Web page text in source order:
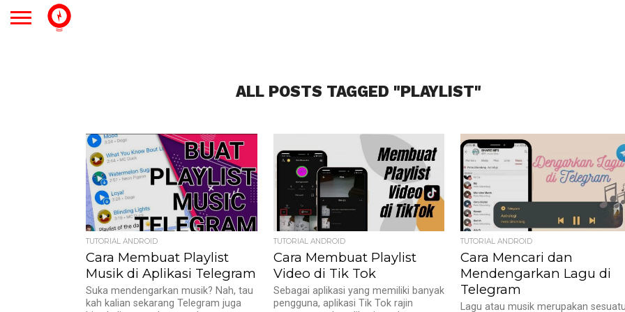
ALL POSTS TAGGED "PLAYLIST"
TUTORIAL ANDROID
Cara Membuat Playlist
Musik di Aplikasi Telegram
Suka mendengarkan musik? Nah, tau
kah kalian sekarang Telegram juga
TUTORIAL ANDROID
Cara Membuat Playlist
Video di Tik Tok
Sebagai aplikasi yang memiliki banyak
pengguna, aplikasi Tik Tok rajin
TUTORIAL ANDROID
Cara Mencari dan
Mendengarkan Lagu di
Telegram
Lagu atau musik merupakan